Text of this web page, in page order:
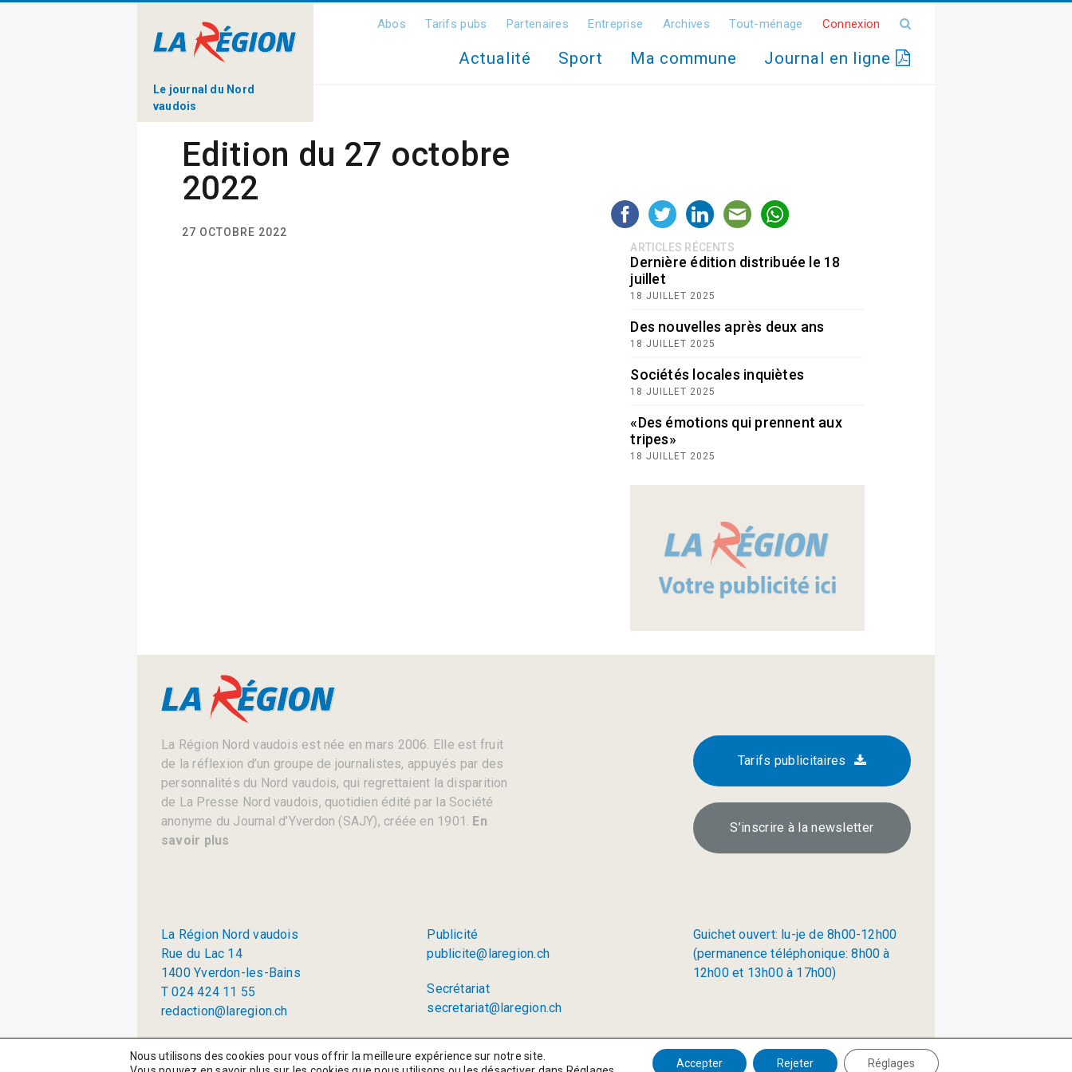
Le journal du Nord
vaudois
Abos Tarifs pubs Partenaires Entreprise Archives Tout-ménage Connexion
Actualité Sport Ma commune Journal en ligne
Edition du 27 octobre
2022
27 OCTOBRE 2022
ARTICLES RÉCENTS
Dernière édition distribuée le 18
juillet
18 JUILLET 2025
Des nouvelles après deux ans
18 JUILLET 2025
Sociétés locales inquiètes
18 JUILLET 2025
«Des émotions qui prennent aux
tripes»
18 JUILLET 2025
La Région Nord vaudois est née en mars 2006. Elle est fruit
de la réflexion d’un groupe de journalistes, appuyés par des
personnalités du Nord vaudois, qui regrettaient la disparition
de La Presse Nord vaudois, quotidien édité par la Société
anonyme du Journal d’Yverdon (SAJY), créée en 1901. En
savoir plus
Tarifs publicitaires
S’inscrire à la newsletter
La Région Nord vaudois
Rue du Lac 14
1400 Yverdon-les-Bains
T 024 424 11 55
redaction@laregion.ch
Publicité
publicite@laregion.ch
Secrétariat
secretariat@laregion.ch
Guichet ouvert: lu-je de 8h00-12h00
(permanence téléphonique: 8h00 à
12h00 et 13h00 à 17h00)
Politique de confidentialité
Nous utilisons des cookies pour vous offrir la meilleure expérience sur notre site.
Accepter Rejeter Réglages